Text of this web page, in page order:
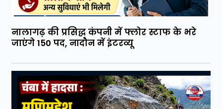
नालागढ़ की प्रसिद्ध कंपनी में फ्लोर स्टाफ के भरे
जाएंगे 150 पद, नादौन में इंटरव्यू